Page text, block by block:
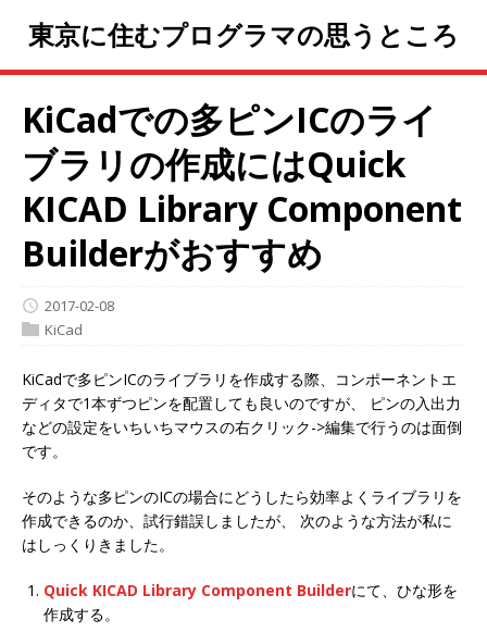
東京に住むプログラマの思うところ
KiCadでの多ピンICのライ
ブラリの作成にはQuick
KICAD Library Component
Builderがおすすめ
2017-02-08
KiCad
KiCadで多ピンICのライブラリを作成する際、コンポーネントエ
ディタで1本ずつピンを配置しても良いのですが、 ピンの入出力
などの設定をいちいちマウスの右クリック->編集で行うのは面倒
です。
そのような多ピンのICの場合にどうしたら効率よくライブラリを
作成できるのか、試行錯誤しましたが、 次のような方法が私に
はしっくりきました。
Quick KICAD Library Component Builderにて、ひな形を
作成する。